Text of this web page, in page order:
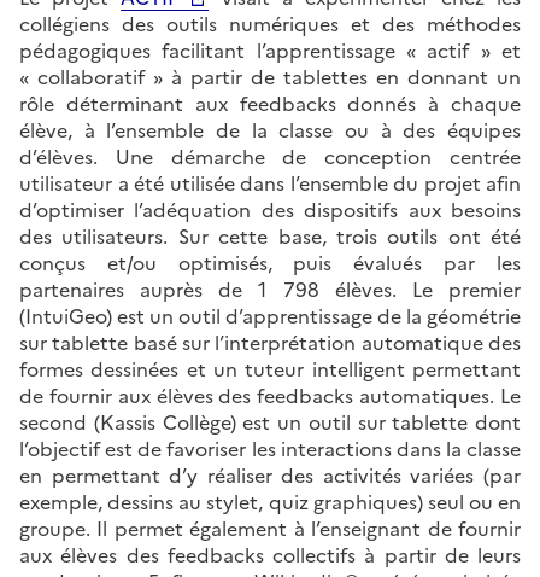
collégiens des outils numériques et des méthodes
pédagogiques facilitant l’apprentissage « actif » et
« collaboratif » à partir de tablettes en donnant un
rôle déterminant aux feedbacks donnés à chaque
élève, à l’ensemble de la classe ou à des équipes
d’élèves. Une démarche de conception centrée
utilisateur a été utilisée dans l’ensemble du projet afin
d’optimiser l’adéquation des dispositifs aux besoins
des utilisateurs. Sur cette base, trois outils ont été
conçus et/ou optimisés, puis évalués par les
partenaires auprès de 1 798 élèves. Le premier
(IntuiGeo) est un outil d’apprentissage de la géométrie
sur tablette basé sur l’interprétation automatique des
formes dessinées et un tuteur intelligent permettant
de fournir aux élèves des feedbacks automatiques. Le
second (Kassis Collège) est un outil sur tablette dont
l’objectif est de favoriser les interactions dans la classe
en permettant d’y réaliser des activités variées (par
exemple, dessins au stylet, quiz graphiques) seul ou en
groupe. Il permet également à l’enseignant de fournir
aux élèves des feedbacks collectifs à partir de leurs